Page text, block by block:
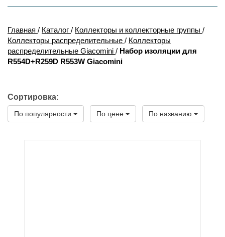
Главная / Каталог / Коллекторы и коллекторные группы /
Коллекторы распределительные / Коллекторы
распределительные Giacomini / Набор изоляции для
R554D+R259D R553W Giacomini
Сортировка:
По популярности По цене По названию